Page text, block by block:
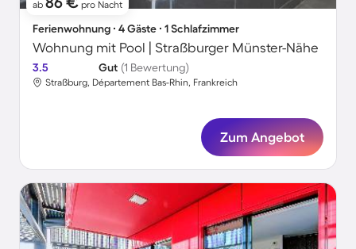
ab pro Nacht
Ferienwohnung ∙ 4 Gäste ∙ 1 Schlafzimmer
Wohnung mit Pool | Straßburger Münster-Nähe
3.5 Gut (1 Bewertung)
Straßburg, Département Bas-Rhin, Frankreich
Zum Angebot